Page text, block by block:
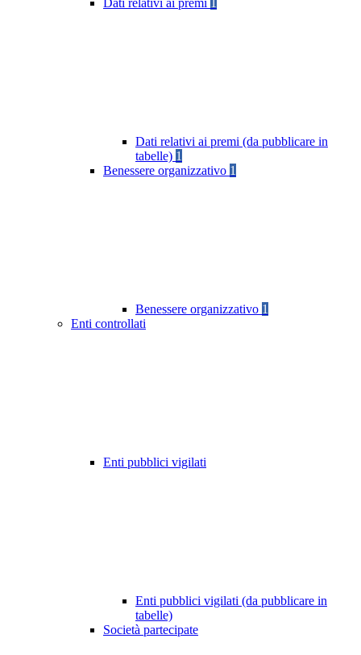
Dati relativi ai premi
Dati relativi ai premi (da pubblicare in
tabelle) 1
Benessere organizzativo 1
Benessere organizzativo 1
Enti controllati
Enti pubblici vigilati
Enti pubblici vigilati (da pubblicare in
tabelle)
Società partecipate